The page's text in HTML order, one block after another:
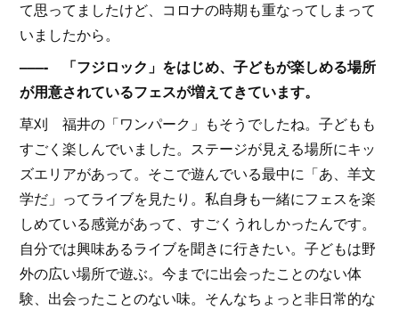
て思ってましたけど、コロナの時期も重なってしまって
いましたから。
–––- 「フジロック」をはじめ、子どもが楽しめる場所
が用意されているフェスが増えてきています。
草刈 福井の「ワンパーク」もそうでしたね。子どもも
すごく楽しんでいました。ステージが見える場所にキッ
ズエリアがあって。そこで遊んでいる最中に「あ、羊文
学だ」ってライブを見たり。私自身も一緒にフェスを楽
しめている感覚があって、すごくうれしかったんです。
自分では興味あるライブを聞きに行きたい。子どもは野
外の広い場所で遊ぶ。今までに出会ったことのない体
験、出会ったことのない味。そんなちょっと非日常的な